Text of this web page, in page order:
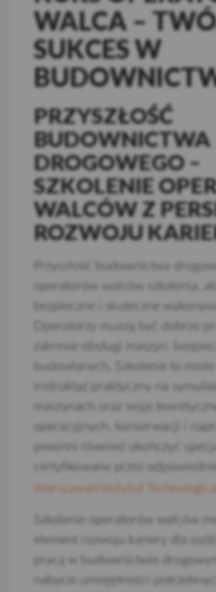
WALCA –
SUKCES W
PRZYSZŁOŚĆ
BUDOWNICTWA
DROGOWEGO –
SZKOLENIE
WALCÓW Z
ROZWOJU
Przyszłość budownictwa
operatorów walców szkolenia,
bezpieczne i skuteczne
Operatorzy muszą być dobrze
zakresie obsługi maszyn,
budowlanych. Szkolenie to może
instruktaż praktyczny na
maszynach oraz sesje
operacyjnych, konserwacji i
powinni również ukończyć
certyfikowane przez
Warszawski Instytut
Szkolenie operatorów walców
element rozwoju kariery dla
pracą w budownictwie
nabycie umiejętności